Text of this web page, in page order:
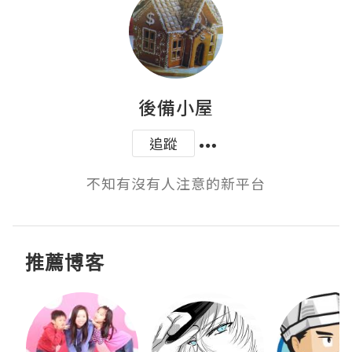
後備小屋
追蹤
不知有沒有人注意的新平台
推薦博客